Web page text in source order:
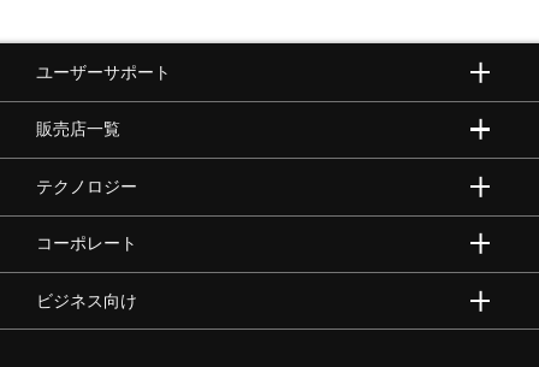
ユーザーサポート
販売店一覧
テクノロジー
コーポレート
ビジネス向け